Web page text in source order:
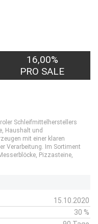
16,00%
PRO SALE
Schleifmittelherstellers
Haushalt und
mit einer klaren
Verarbeitung. Im Sortiment
Pizzasteine,
15.10.2020
30 %